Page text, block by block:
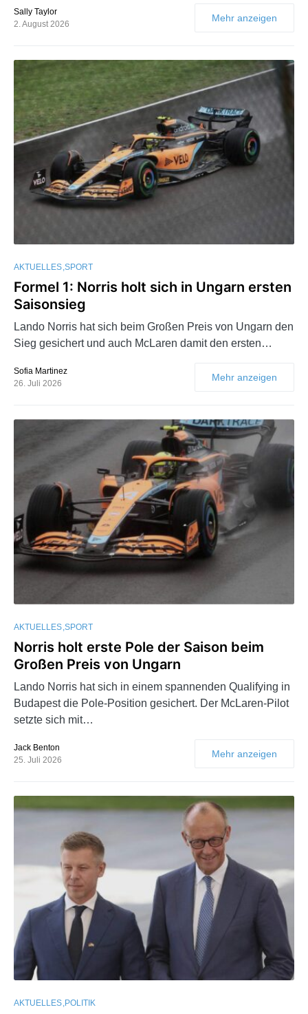
Sally Taylor
2. August 2026
Mehr anzeigen
AKTUELLES SPORT
Formel 1: Norris holt sich in Ungarn ersten
Saisonsieg
Lando Norris hat sich beim Großen Preis von Ungarn den
Sieg gesichert und auch McLaren damit den ersten…
Sofia Martinez
26. Juli 2026
Mehr anzeigen
AKTUELLES SPORT
Norris holt erste Pole der Saison beim
Großen Preis von Ungarn
Lando Norris hat sich in einem spannenden Qualifying in
Budapest die Pole-Position gesichert. Der McLaren-Pilot
setzte sich mit…
Jack Benton
25. Juli 2026
Mehr anzeigen
AKTUELLES POLITIK